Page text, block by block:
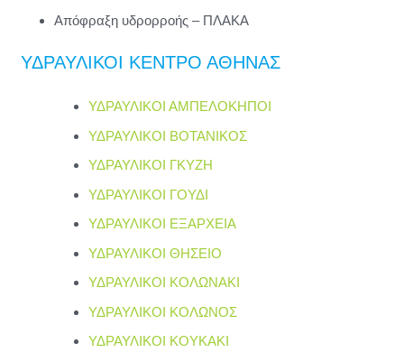
Απόφραξη υδρορροής – ΠΛΑΚΑ
ΥΔΡΑΥΛΙΚΟΙ ΚΕΝΤΡΟ ΑΘΗΝΑΣ
ΥΔΡΑΥΛΙΚΟΙ ΑΜΠΕΛΟΚΗΠΟΙ
ΥΔΡΑΥΛΙΚΟΙ ΒΟΤΑΝΙΚΟΣ
ΥΔΡΑΥΛΙΚΟΙ ΓΚΥΖΗ
ΥΔΡΑΥΛΙΚΟΙ ΓΟΥΔΙ
ΥΔΡΑΥΛΙΚΟΙ ΕΞΑΡΧΕΙΑ
ΥΔΡΑΥΛΙΚΟΙ ΘΗΣΕΙΟ
ΥΔΡΑΥΛΙΚΟΙ ΚΟΛΩΝΑΚΙ
ΥΔΡΑΥΛΙΚΟΙ ΚΟΛΩΝΟΣ
ΥΔΡΑΥΛΙΚΟΙ ΚΟΥΚΑΚΙ